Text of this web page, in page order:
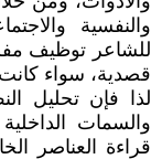
والنفسية
للشاعر توظيف
قصدية، سواء
لذا فإن تحليل
والسمات
قراءة العناصر